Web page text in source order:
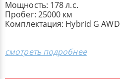
Мощность: 178 л.с.
Пробег: 25000 км
Комплектация: ​Hybrid G AWD
смотреть подробнее